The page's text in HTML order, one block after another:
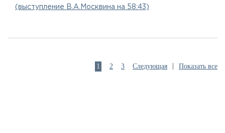
(выступление В.А.Москвина на 58:43)
1 2 3 Следующая | Показать все